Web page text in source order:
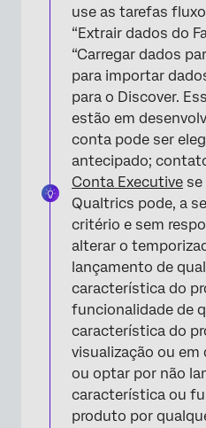
Mapeamento de dados
use as tarefas
“Extrair dados do
“Carregar dados
para importar
para o Discover.
estão em
conta pode ser
antecipado;
Conta Executive
Qualtrics pode, a
critério e sem
alterar o
lançamento de
característica do
funcionalidade de
característica do
visualização ou
ou optar por não
característica ou
produto por